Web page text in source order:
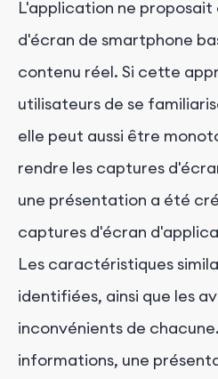
L'application ne
d'écran de smartphone
contenu réel. Si cette
utilisateurs de se
elle peut aussi être
rendre les captures
une présentation a été
captures d'écran
Les caractéristiques
identifiées, ainsi que les
inconvénients de
informations, une